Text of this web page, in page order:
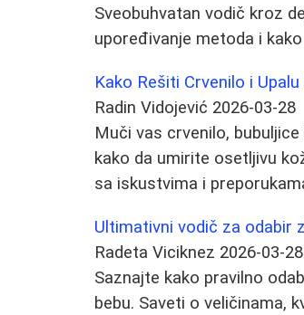
Sveobuhvatan vodič kroz
upoređivanje metoda i
Kako Rešiti Crvenilo i
Radin Vidojević 2026-03-28
Muči vas crvenilo,
kako da umirite osetljivu
sa iskustvima i
Ultimativni vodič za odabir
Radeta Viciknez 2026-03-28
Saznajte kako pravilno
bebu. Saveti o veličinama,